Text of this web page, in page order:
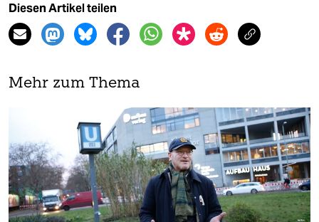
Diesen Artikel teilen
Mehr zum Thema